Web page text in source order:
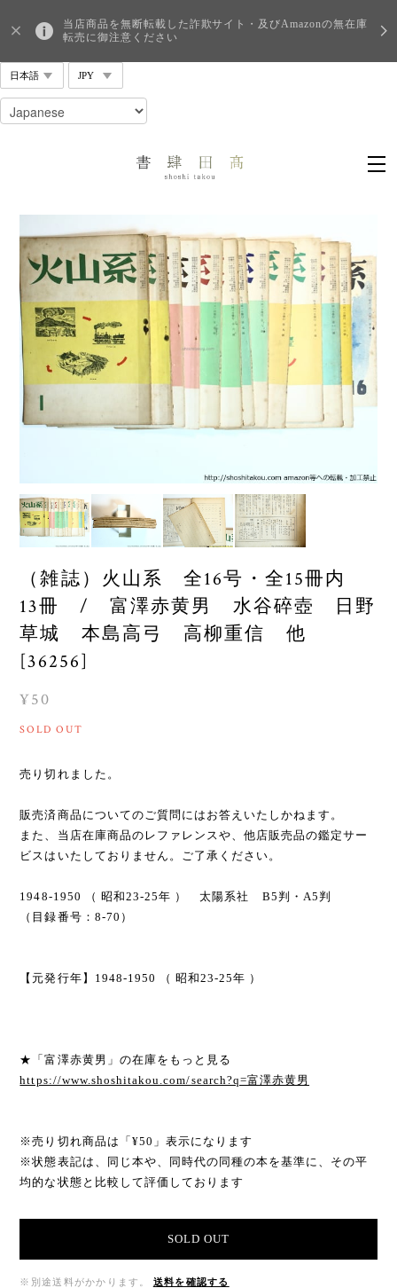
当店商品を無断転載した詐欺サイト・及びAmazonの無在庫
転売に御注意ください
（雑誌）火山系 全16号・全15冊内
13冊 / 富澤赤黄男 水谷碎壺 日野
草城 本島高弓 高柳重信 他
[36256]
¥50
SOLD OUT
売り切れました。
販売済商品についてのご質問にはお答えいたしかねます。
また、当店在庫商品のレファレンスや、他店販売品の鑑定サー
ビスはいたしておりません。ご了承ください。
1948-1950 （ 昭和23-25年 ） 太陽系社 B5判・A5判
（目録番号：8-70）
【元発行年】1948-1950 （ 昭和23-25年 ）
★「富澤赤黄男」の在庫をもっと見る
https://www.shoshitakou.com/search?q=富澤赤黄男
※売り切れ商品は「¥50」表示になります
※状態表記は、同じ本や、同時代の同種の本を基準に、その平
均的な状態と比較して評価しております
SOLD OUT
※別途送料がかかります。
送料を確認する